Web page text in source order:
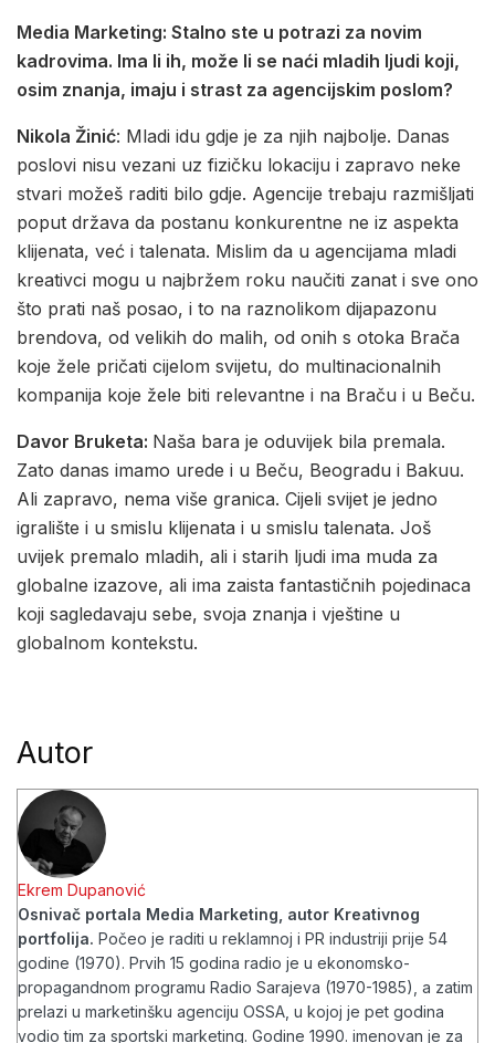
Media Marketing: Stalno ste u potrazi za novim
kadrovima. Ima li ih, može li se naći mladih ljudi koji,
osim znanja, imaju i strast za agencijskim poslom?
Nikola Žinić: Mladi idu gdje je za njih najbolje. Danas
poslovi nisu vezani uz fizičku lokaciju i zapravo neke
stvari možeš raditi bilo gdje. Agencije trebaju razmišljati
poput država da postanu konkurentne ne iz aspekta
klijenata, već i talenata. Mislim da u agencijama mladi
kreativci mogu u najbržem roku naučiti zanat i sve ono
što prati naš posao, i to na raznolikom dijapazonu
brendova, od velikih do malih, od onih s otoka Brača
koje žele pričati cijelom svijetu, do multinacionalnih
kompanija koje žele biti relevantne i na Braču i u Beču.
Davor Bruketa: Naša bara je oduvijek bila premala.
Zato danas imamo urede i u Beču, Beogradu i Bakuu.
Ali zapravo, nema više granica. Cijeli svijet je jedno
igralište i u smislu klijenata i u smislu talenata. Još
uvijek premalo mladih, ali i starih ljudi ima muda za
globalne izazove, ali ima zaista fantastičnih pojedinaca
koji sagledavaju sebe, svoja znanja i vještine u
globalnom kontekstu.
Autor
Ekrem Dupanović
Osnivač portala Media Marketing, autor Kreativnog
portfolija. Počeo je raditi u reklamnoj i PR industriji prije 54
godine (1970). Prvih 15 godina radio je u ekonomsko-
propagandnom programu Radio Sarajeva (1970-1985), a zatim
prelazi u marketinšku agenciju OSSA, u kojoj je pet godina
vodio tim za sportski marketing. Godine 1990. imenovan je za